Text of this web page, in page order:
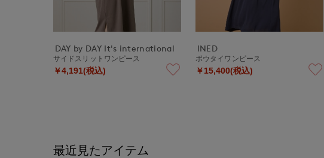
DAY by DAY It's international
サイドスリットワンピース
￥4,191(税込)
INED
ボウタイワンピース
￥15,400(税込)
最近見たアイテム